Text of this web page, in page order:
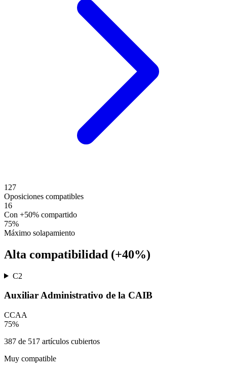
127
Oposiciones compatibles
16
Con +50% compartido
75%
Máximo solapamiento
Alta compatibilidad (+40%)
C2
Auxiliar Administrativo de la CAIB
CCAA
75%
387 de 517 artículos cubiertos
Muy compatible